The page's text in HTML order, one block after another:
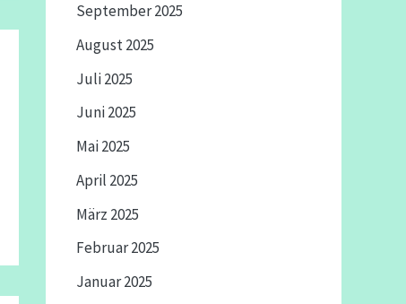
September 2025
August 2025
Juli 2025
Juni 2025
Mai 2025
April 2025
März 2025
Februar 2025
Januar 2025